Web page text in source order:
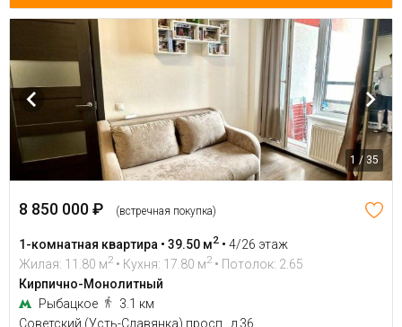
1 / 35
8 850 000 ₽ (встречная покупка)
1-комнатная квартира • 39.50 м2 • 4/26 этаж
Жилая: 11.80 м2 • Кухня: 17.80 м2 • Потолок: 2.65
Кирпично-Монолитный
Рыбацкое
3.1 км
Советский (Усть-Славянка) просп., д 36